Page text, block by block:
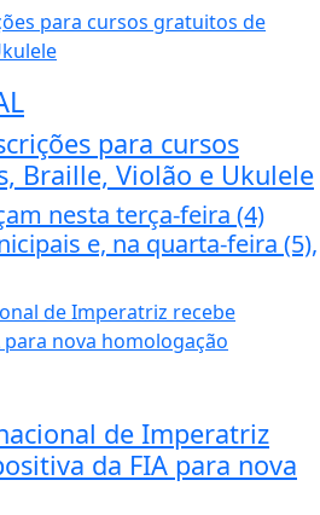
para cursos
Braille, Violão e Ukulele
nesta terça-feira (4)
e, na quarta-feira (5),
de Imperatriz
da FIA para nova